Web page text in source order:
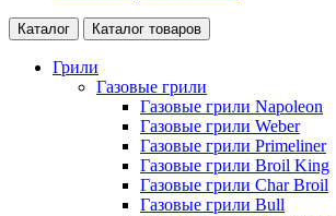
Каталог Каталог товаров
Грили
Газовые грили
Газовые грили Napoleon
Газовые грили Weber
Газовые грили Primeliner
Газовые грили Broil King
Газовые грили Char Broil
Газовые грили Bull